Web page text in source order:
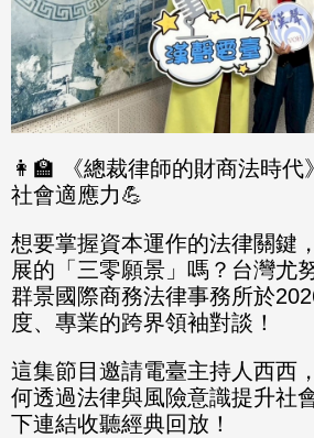
👩‍🏫 《總裁律師的財商法時
社會適應力💪
想要掌握資本運作的法律關鍵
展的「三零願景」嗎？台灣尤
群景國際商務法律事務所於
度、專業的跨界領袖對談！
這集節目邀請電臺主持人西西
何透過法律與風險意識提升社
下連結收聽經典回放！